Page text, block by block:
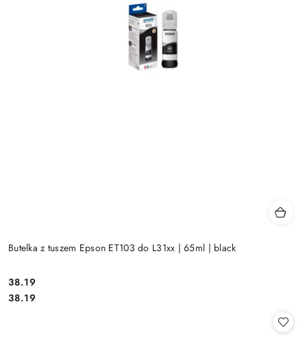
Butelka z tuszem Epson ET103 do L31xx | 65ml | black
Cena:
38.19
Cena:
38.19